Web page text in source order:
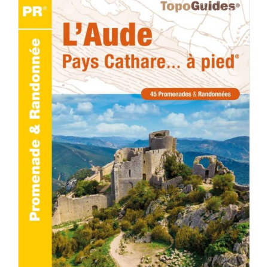
AJOUTER AU PANIER / DÉTAILS